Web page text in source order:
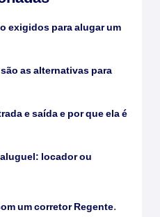
exigidos para alugar um
as alternativas para
e saída e por que ela é
locador ou
um corretor Regente.